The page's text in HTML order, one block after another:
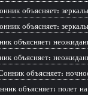
объясняет:
объясняет:
объясняет:
объясняет:
объясняет:
объясняет: полет